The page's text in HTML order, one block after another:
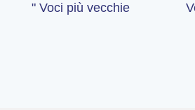
" Voci più vecchie